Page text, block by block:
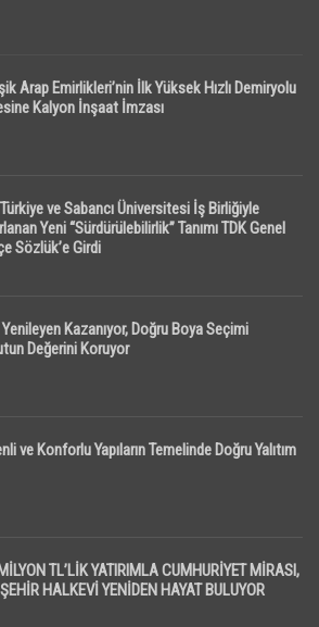
Arap Emirlikleri’nin İlk Yüksek Hızlı Demiryolu
Kalyon İnşaat İmzası
ve Sabancı Üniversitesi İş Birliğiyle
Yeni “Sürdürülebilirlik” Tanımı TDK Genel
Sözlük’e Girdi
Yenileyen Kazanıyor, Doğru Boya Seçimi
Değerini Koruyor
ve Konforlu Yapıların Temelinde Doğru Yalıtım
TL’LİK YATIRIMLA CUMHURİYET MİRASI,
HALKEVİ YENİDEN HAYAT BULUYOR